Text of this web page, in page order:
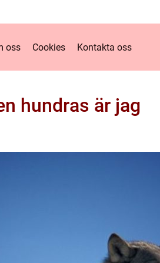
oss Cookies Kontakta oss
hundras är jag